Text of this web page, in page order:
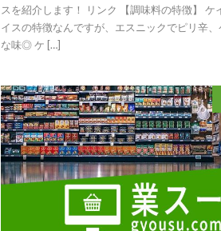
スを紹介します！ リンク 【調味料の特徴】 ケ
イスの特徴なんですが、エスニックでピリ辛、
な味◎ ケ […]